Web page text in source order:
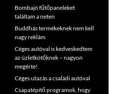
Bombajó fűtőpaneleket
találtam a neten
Buddhás termékeknek nem kell
nagy reklám
Céges autóval is kedveskedtem
az üzletkötőknek – nagyon
megérte!
Céges utazás a családi autóval
Csapatépítő programok, hogy